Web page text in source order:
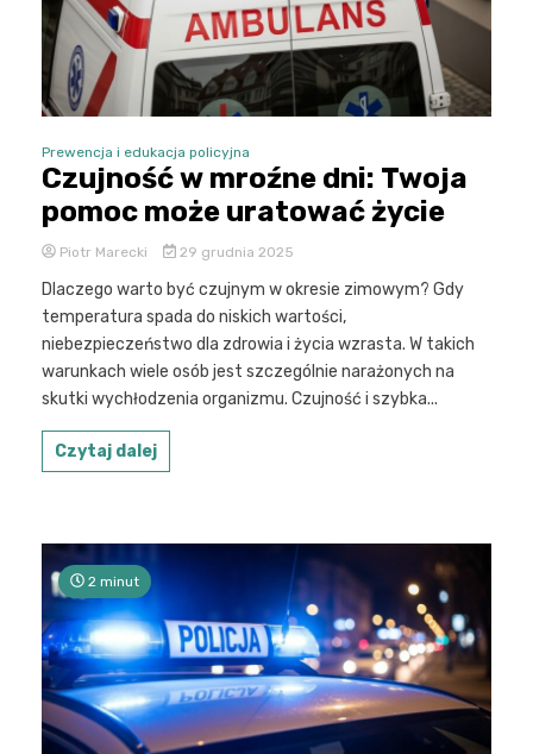
Prewencja i edukacja policyjna
Czujność w mroźne dni: Twoja
pomoc może uratować życie
Piotr Marecki 29 grudnia 2025
Dlaczego warto być czujnym w okresie zimowym? Gdy
temperatura spada do niskich wartości,
niebezpieczeństwo dla zdrowia i życia wzrasta. W takich
warunkach wiele osób jest szczególnie narażonych na
skutki wychłodzenia organizmu. Czujność i szybka...
Czytaj dalej
2 minut